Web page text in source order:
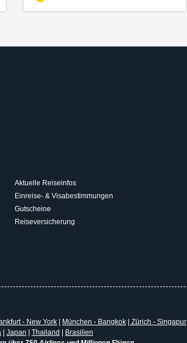
Aktuelle Reiseinfos
Einreise- & Visabestimmungen
Gutscheine
Reiseversicherung
- New York München - Bangkok
Zürich - Singapur
Japan Thailand
Brasilien